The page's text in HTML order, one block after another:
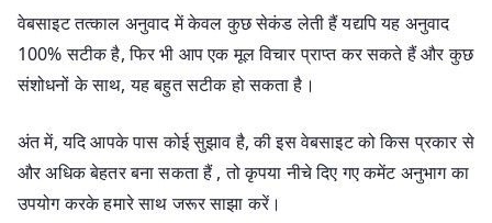
वेबसाइट तत्काल अनुवाद में केवल कुछ सेकंड लेती हैं यद्यपि यह अनुवाद
100% सटीक है, फिर भी आप एक मूल विचार प्राप्त कर सकते हैं और कुछ
संशोधनों के साथ, यह बहुत सटीक हो सकता है।
अंत में, यदि आपके पास कोई सुझाव है, की इस वेबसाइट को किस प्रकार से
और अधिक बेहतर बना सकता हैं , तो कृपया नीचे दिए गए कमेंट अनुभाग का
उपयोग करके हमारे साथ जरूर साझा करें।